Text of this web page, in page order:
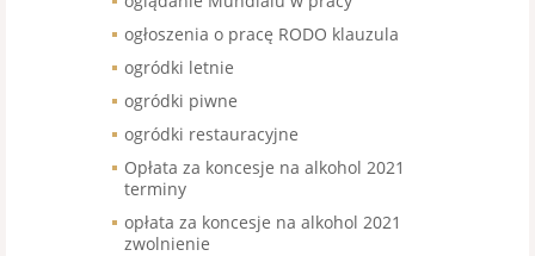
ogłoszenia o pracę RODO klauzula
ogródki letnie
ogródki piwne
ogródki restauracyjne
Opłata za koncesje na alkohol 2021
terminy
opłata za koncesje na alkohol 2021
zwolnienie